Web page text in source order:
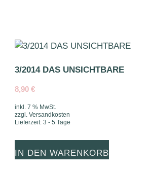
3/2014 DAS UNSICHTBARE
8,90€
inkl. 7 % MwSt.
zzgl.Versandkosten
Lieferzeit:3 - 5 Tage
IN DEN WARENKORB